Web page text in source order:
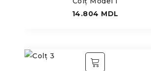
14.804 MDL